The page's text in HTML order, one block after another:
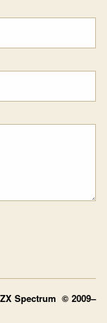
Spectrum © 2009–